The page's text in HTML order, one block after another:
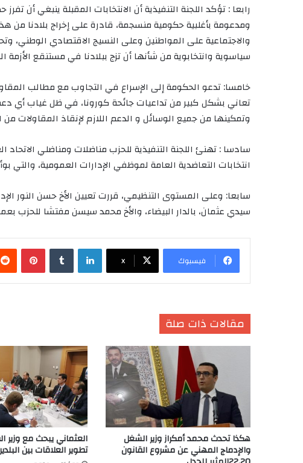
رابعا : تؤكد اللجنة التنفيذية أن الانتخابات المقبلة ينبغي
ومدعومة بأغلبية حكومية منسجمة، قادرة على إخراج بلادنا من
والاجتماعية على المواطنين وعلى النسيج الاقتصادي الوطني،
سياسوية وانتخابوية من شأنها أن تزج ببلادنا في مستنقع الأزمة
خامسا: تدعو الحكومة إلى الإسراع في التجاوب مع مطالب
تعاني بشكل كبير من تداعيات جائحة كورونا، في ظل غياب أي
وتمكينها من جميع الوسائل و الدعم اللازم لإنقاذ المقاولات من
سادسا : تهنئ اللجنة التنفيذية للحزب مناضلات ومناضلي
انتخابات التعاضدية العامة لموظفي الإدارات العمومية، والتي
سابعا: وعلى المستوى التنظيمي، قررت تعيين الأخ حسن النور
سيدي عثمان، بالدار البيضاء، والأخ محمد سيسن مفتشا للحزب
فيسبوك X
لينكدإن بينتيريست
مقالات ذات صلة
هكذا تحدث محمد أمكراز وزير الشغل
والإدماج المهني عن مشروع القانون
العثماني يبحث مع وزير
تطوير العلاقات بين